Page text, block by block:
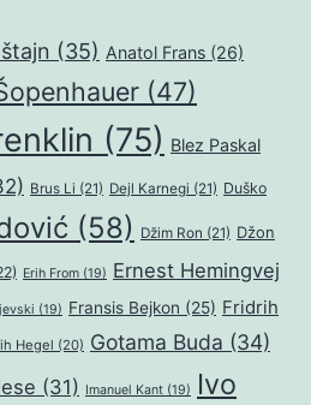
(35) Anatol Frans (26)
(47)
(75) Blez Paskal
Brus Li (21) Dejl Karnegi (21) Duško
(58) Džim Ron (21) Džon
Erih From (19) Ernest Hemingvej
(19) Fransis Bejkon (25) Fridrih
Hegel (20) Gotama Buda (34)
(31) Imanuel Kant (19)
Ivo